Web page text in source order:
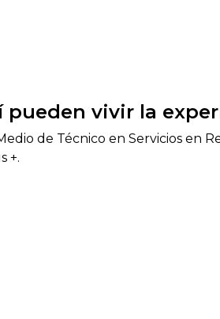
pueden vivir la
de Técnico en Servicios en
+.